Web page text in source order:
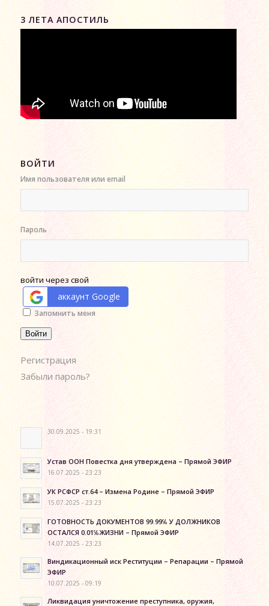
3 ЛЕТА АПОСТИЛЬ
ВОЙТИ
Имя пользователя или email
Пароль
войти через свой
аккаунт Google
Alternative:
Запомнить меня
Войти
Регистрация
Забыли пароль?
30.09.2025 - 19:31
Устав ООН Повестка дня утверждена – Прямой ЭФИР
16.07.2025 - 23:23
УК РСФСР ст.64 – Измена Родине – Прямой ЭФИР
15.07.2025 - 23:23
ГОТОВНОСТЬ ДОКУМЕНТОВ 99.99℅ У ДОЛЖНИКОВ
ОСТАЛСЯ 0.01℅ЖИЗНИ – Прямой ЭФИР
14.07.2025 - 23:23
Виндикационный иск Реституции – Репарации – Прямой
ЭФИР
10.07.2025 - 09:19
Ликвидация уничтожение преступника, оружия,